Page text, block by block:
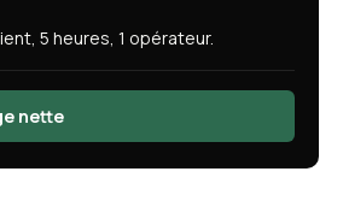
5 heures, 1 opérateur.
nette